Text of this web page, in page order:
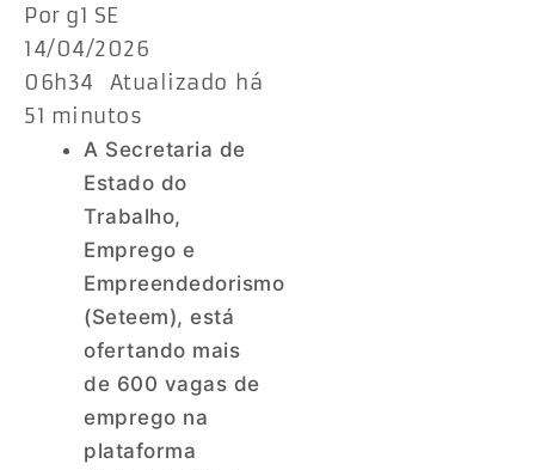
Por g1 SE
14/04/2026
06h34 Atualizado há
51 minutos
A Secretaria de
Estado do
Trabalho,
Emprego e
Empreendedorismo
(Seteem), está
ofertando mais
de 600 vagas de
emprego na
plataforma